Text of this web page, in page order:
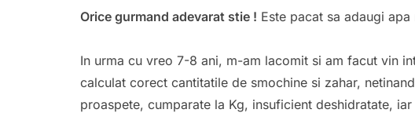
Orice gurmand adevarat stie ! Este pacat sa adaugi
In urma cu vreo 7-8 ani, m-am lacomit si am facut vin
calculat corect cantitatile de smochine si zahar,
proaspete, cumparate la Kg, insuficient deshidratate,